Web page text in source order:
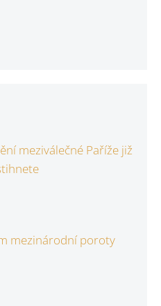
meziválečné Paříže již
mezinárodní poroty